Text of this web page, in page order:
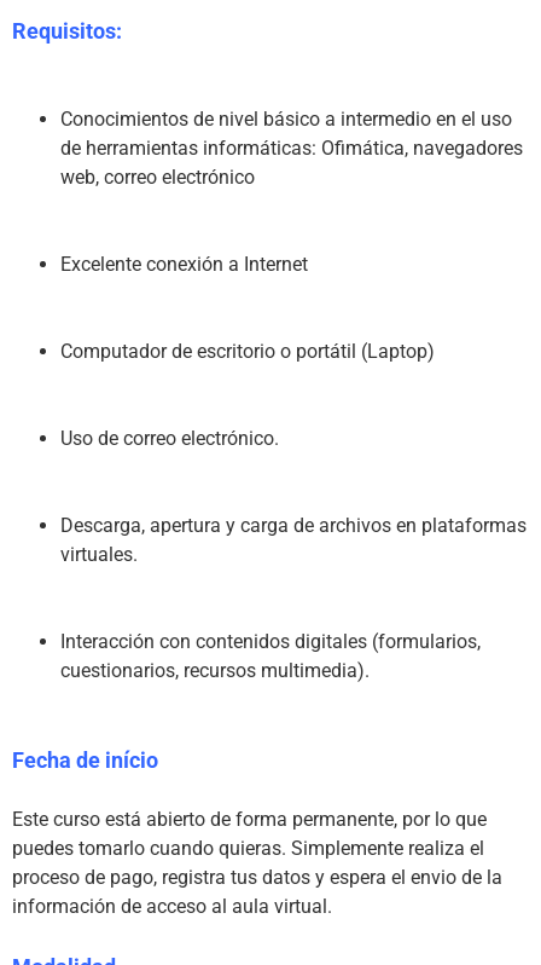
Requisitos:
Conocimientos de nivel básico a intermedio en el uso
de herramientas informáticas: Ofimática, navegadores
web, correo electrónico
Excelente conexión a Internet
Computador de escritorio o portátil (Laptop)
Uso de correo electrónico.
Descarga, apertura y carga de archivos en plataformas
virtuales.
Interacción con contenidos digitales (formularios,
cuestionarios, recursos multimedia).
Fecha de início
Este curso está abierto de forma permanente, por lo que
puedes tomarlo cuando quieras. Simplemente realiza el
proceso de pago, registra tus datos y espera el envio de la
información de acceso al aula virtual.